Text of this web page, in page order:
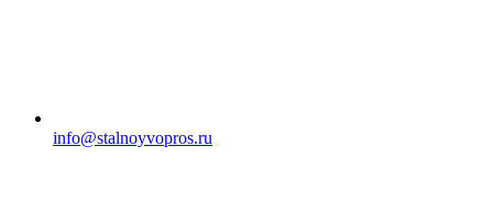
info@stalnoyvopros.ru